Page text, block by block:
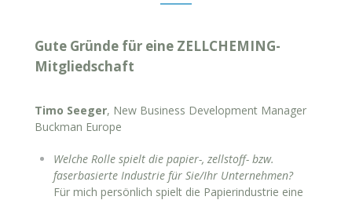
Gute Gründe für eine ZELLCHEMING-
Mitgliedschaft
Timo Seeger, New Business Development Manager
Buckman Europe
Welche Rolle spielt die papier-, zellstoff- bzw.
faserbasierte Industrie für Sie/Ihr Unternehmen?
Für mich persönlich spielt die Papierindustrie eine